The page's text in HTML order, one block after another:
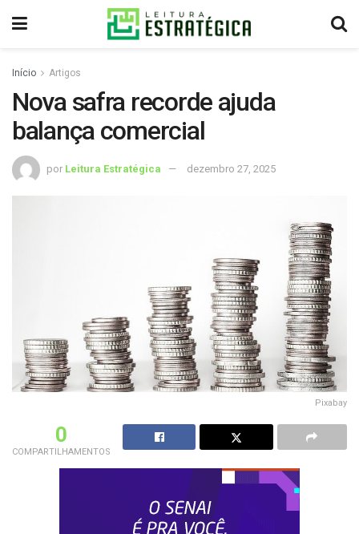
Início Artigos
Nova safra recorde ajuda
balança comercial
por Leitura Estratégica dezembro 27, 2025
Pixabay
0
COMPARTILHAMENTOS